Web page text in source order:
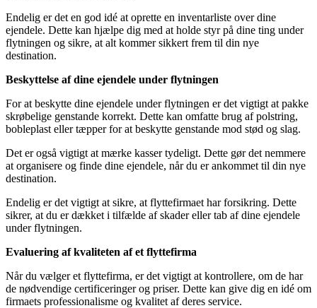
Endelig er det en god idé at oprette en inventarliste over dine
ejendele. Dette kan hjælpe dig med at holde styr på dine ting under
flytningen og sikre, at alt kommer sikkert frem til din nye
destination.
Beskyttelse af dine ejendele under flytningen
For at beskytte dine ejendele under flytningen er det vigtigt at pakke
skrøbelige genstande korrekt. Dette kan omfatte brug af polstring,
bobleplast eller tæpper for at beskytte genstande mod stød og slag.
Det er også vigtigt at mærke kasser tydeligt. Dette gør det nemmere
at organisere og finde dine ejendele, når du er ankommet til din nye
destination.
Endelig er det vigtigt at sikre, at flyttefirmaet har forsikring. Dette
sikrer, at du er dækket i tilfælde af skader eller tab af dine ejendele
under flytningen.
Evaluering af kvaliteten af et flyttefirma
Når du vælger et flyttefirma, er det vigtigt at kontrollere, om de har
de nødvendige certificeringer og priser. Dette kan give dig en idé om
firmaets professionalisme og kvalitet af deres service.